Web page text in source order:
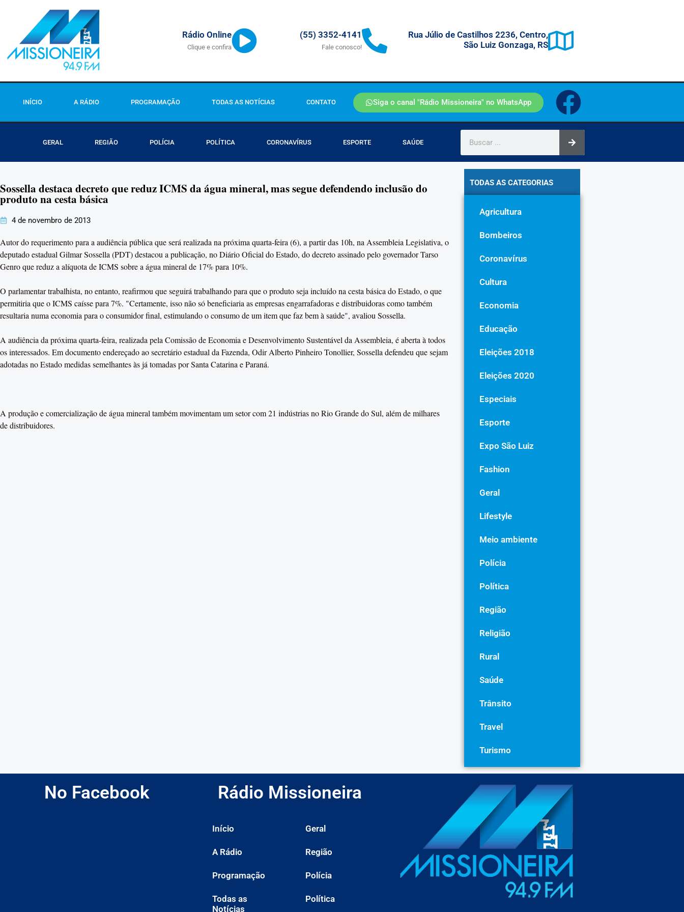
Rádio Online
Clique e confira
(55) 3352-4141
Fale conosco!
Rua Júlio de Castilhos 2236, Centro,
São Luiz Gonzaga, RS
INÍCIO A RÁDIO PROGRAMAÇÃO TODAS AS NOTÍCIAS CONTATO Siga o canal "Rádio Missioneira" no WhatsApp
GERAL REGIÃO POLÍCIA POLÍTICA CORONAVÍRUS ESPORTE SAÚDE
Sossella destaca decreto que reduz ICMS da água mineral, mas segue defendendo inclusão do
produto na cesta básica
4 de novembro de 2013
Autor do requerimento para a audiência pública que será realizada na próxima quarta-feira (6), a partir das 10h, na Assembleia Legislativa, o
deputado estadual Gilmar Sossella (PDT) destacou a publicação, no Diário Oficial do Estado, do decreto assinado pelo governador Tarso
Genro que reduz a alíquota de ICMS sobre a água mineral de 17% para 10%.
O parlamentar trabalhista, no entanto, reafirmou que seguirá trabalhando para que o produto seja incluído na cesta básica do Estado, o que
permitiria que o ICMS caísse para 7%. "Certamente, isso não só beneficiaria as empresas engarrafadoras e distribuidoras como também
resultaria numa economia para o consumidor final, estimulando o consumo de um item que faz bem à saúde", avaliou Sossella.
A audiência da próxima quarta-feira, realizada pela Comissão de Economia e Desenvolvimento Sustentável da Assembleia, é aberta à todos
os interessados. Em documento endereçado ao secretário estadual da Fazenda, Odir Alberto Pinheiro Tonollier, Sossella defendeu que sejam
adotadas no Estado medidas semelhantes às já tomadas por Santa Catarina e Paraná.
A produção e comercialização de água mineral também movimentam um setor com 21 indústrias no Rio Grande do Sul, além de milhares
de distribuidores.
TODAS AS CATEGORIAS
Agricultura
Bombeiros
Coronavírus
Cultura
Economia
Educação
Eleições 2018
Eleições 2020
Especiais
Esporte
Expo São Luiz
Fashion
Geral
Lifestyle
Meio ambiente
Polícia
Política
Região
Religião
Rural
Saúde
Trânsito
Travel
Turismo
No Facebook Rádio Missioneira
Início
A Rádio
Programação
Todas as
Notícias
Geral
Região
Polícia
Política